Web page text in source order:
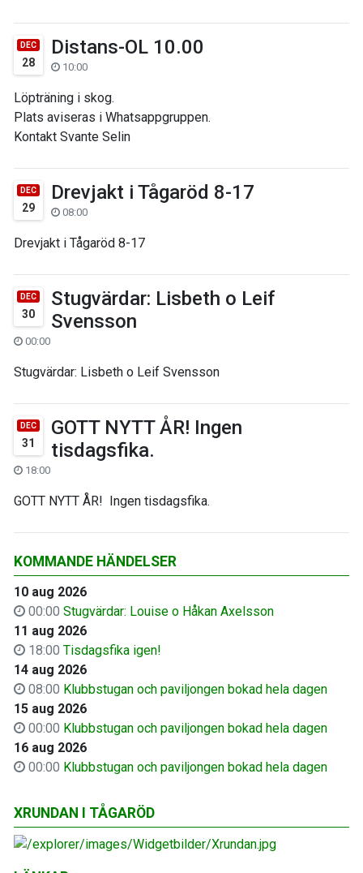
KOMMANDE HÄNDELSER
10 aug 2026
00:00 Stugvärdar: Louise o Håkan Axelsson
11 aug 2026
18:00 Tisdagsfika igen!
14 aug 2026
08:00 Klubbstugan och paviljongen bokad hela dagen
15 aug 2026
00:00 Klubbstugan och paviljongen bokad hela dagen
16 aug 2026
00:00 Klubbstugan och paviljongen bokad hela dagen
DEC
28
Distans-OL 10.00
10:00
Löpträning i skog.
Plats aviseras i Whatsappgruppen.
Kontakt Svante Selin
DEC
29
Drevjakt i Tågaröd 8-17
08:00
Drevjakt i Tågaröd 8-17
DEC
30
Stugvärdar: Lisbeth o Leif
Svensson
00:00
Stugvärdar: Lisbeth o Leif Svensson
DEC
31
GOTT NYTT ÅR! Ingen
tisdagsfika.
18:00
GOTT NYTT ÅR! Ingen tisdagsfika.
XRUNDAN I TÅGARÖD